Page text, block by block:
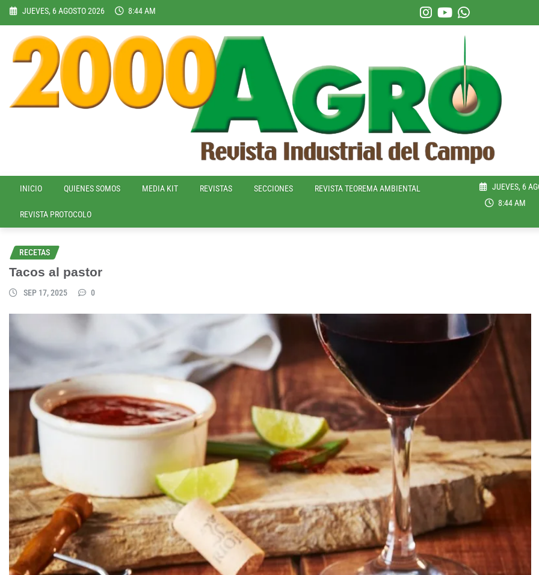
Skip
content
JUEVES, 6 AGOSTO 2026 8:44 AM
INICIO QUIENES SOMOS MEDIA KIT REVISTAS SECCIONES REVISTA TEOREMA AMBIENTAL
REVISTA PROTOCOLO
JUEVES, 6
8:44 AM
RECETAS
Tacos al pastor
SEP 17, 2025 0